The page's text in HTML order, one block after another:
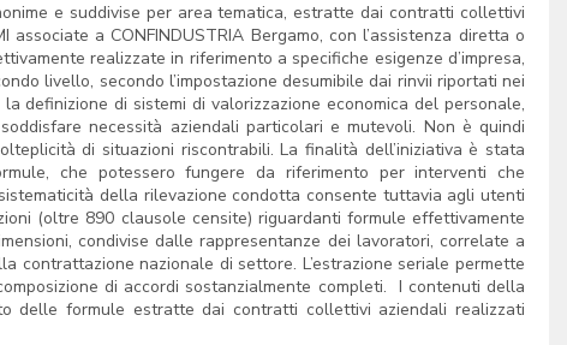
e suddivise per area tematica, estratte dai contratti collettivi
a CONFINDUSTRIA Bergamo, con l’assistenza diretta o
realizzate in riferimento a specifiche esigenze d’impresa,
livello, secondo l’impostazione desumibile dai rinvii riportati nei
definizione di sistemi di valorizzazione economica del personale,
necessità aziendali particolari e mutevoli. Non è quindi
di situazioni riscontrabili. La finalità dell’iniziativa è stata
che potessero fungere da riferimento per interventi che
della rilevazione condotta consente tuttavia agli utenti
(oltre 890 clausole censite) riguardanti formule effettivamente
condivise dalle rappresentanze dei lavoratori, correlate a
nazionale di settore. L’estrazione seriale permette
di accordi sostanzialmente completi. I contenuti della
delle formule estratte dai contratti collettivi aziendali realizzati